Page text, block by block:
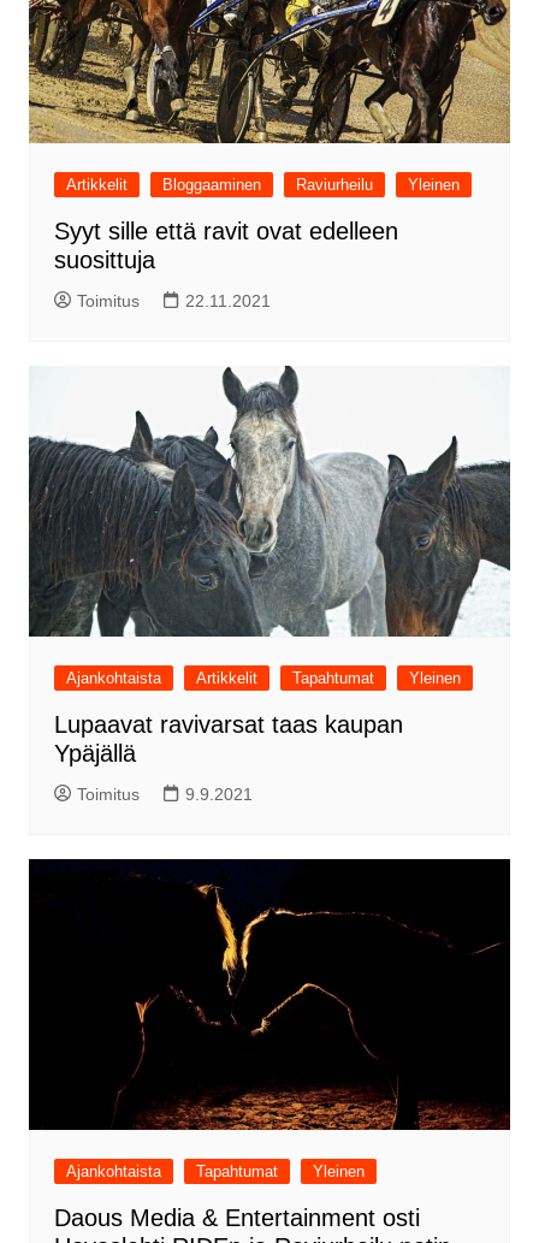
Artikkelit Bloggaaminen Raviurheilu Yleinen
Syyt sille että ravit ovat edelleen
suosittuja
Toimitus 22.11.2021
Ajankohtaista Artikkelit Tapahtumat Yleinen
Lupaavat ravivarsat taas kaupan
Ypäjällä
Toimitus 9.9.2021
Ajankohtaista Tapahtumat Yleinen
Daous Media & Entertainment osti